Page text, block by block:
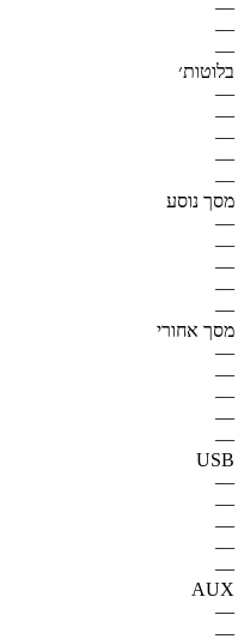
—
—
—
בלוטות׳
—
—
—
—
—
מסך נוסע
—
—
—
—
—
מסך אחורי
—
—
—
—
—
USB
—
—
—
—
—
AUX
—
—